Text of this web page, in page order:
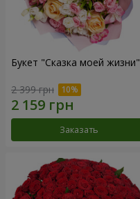
Букет "Сказка моей жизни"
2 399 грн
Заказать